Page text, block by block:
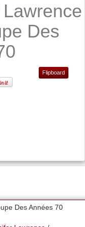
Des
Flipboard
Des Années 70